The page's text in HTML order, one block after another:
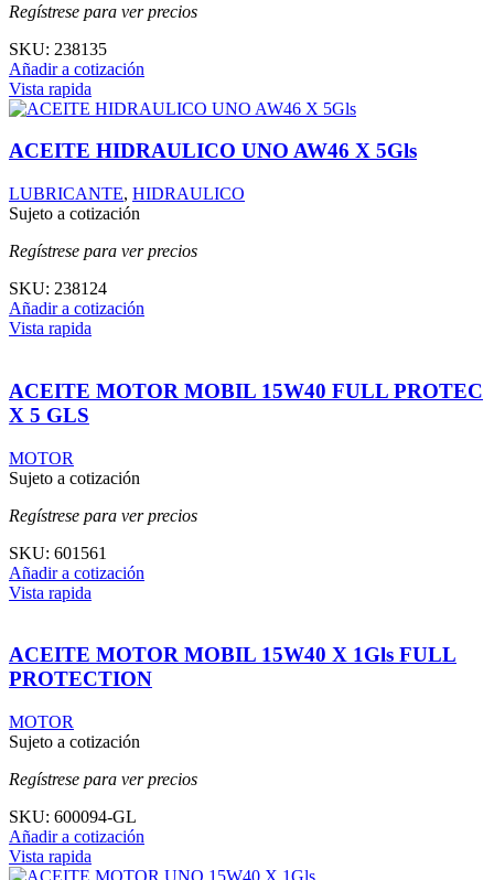
Regístrese para ver precios
SKU: 238135
Añadir a cotización
Vista rapida
ACEITE HIDRAULICO UNO AW46 X 5Gls
LUBRICANTE, HIDRAULICO
Sujeto a cotización
Regístrese para ver precios
SKU: 238124
Añadir a cotización
Vista rapida
ACEITE MOTOR MOBIL 15W40 FULL PROTEC
X 5 GLS
MOTOR
Sujeto a cotización
Regístrese para ver precios
SKU: 601561
Añadir a cotización
Vista rapida
ACEITE MOTOR MOBIL 15W40 X 1Gls FULL
PROTECTION
MOTOR
Sujeto a cotización
Regístrese para ver precios
SKU: 600094-GL
Añadir a cotización
Vista rapida